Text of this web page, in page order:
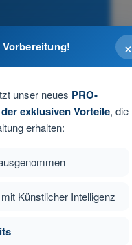
×
unser neues PRO-
exklusiven Vorteile, die
erhalten:
mit Künstlicher Intelligenz